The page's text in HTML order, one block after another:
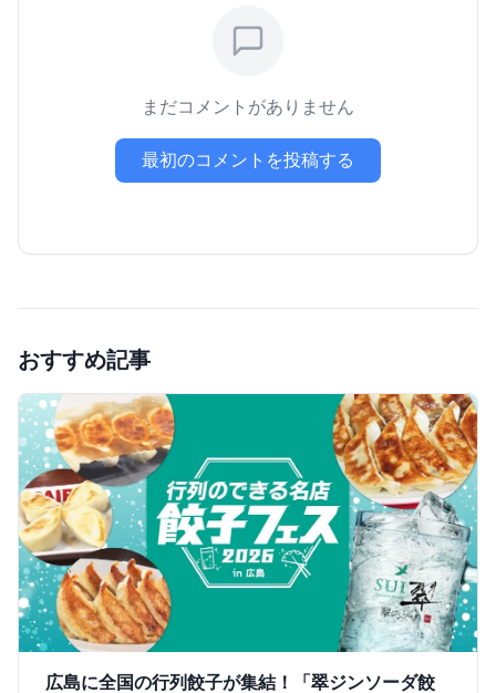
まだコメントがありません
最初のコメントを投稿する
おすすめ記事
広島に全国の行列餃子が集結！「翠ジンソーダ餃